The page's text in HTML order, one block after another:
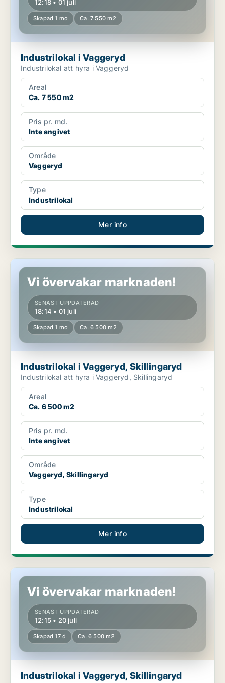
12:18 • 01 juli
Skapad 1 mo Ca. 7 550 m2
Industrilokal i Vaggeryd
Industrilokal att hyra i Vaggeryd
Areal
Ca. 7 550 m2
Pris pr. md.
Inte angivet
Område
Vaggeryd
Type
Industrilokal
Mer info
Industrilokal i Vaggeryd, Skillingaryd
Vi övervakar marknaden!
SENAST UPPDATERAD
18:14 • 01 juli
Skapad 1 mo Ca. 6 500 m2
Industrilokal i Vaggeryd, Skillingaryd
Industrilokal att hyra i Vaggeryd, Skillingaryd
Areal
Ca. 6 500 m2
Pris pr. md.
Inte angivet
Område
Vaggeryd, Skillingaryd
Type
Industrilokal
Mer info
Industrilokal i Vaggeryd, Skillingaryd
Vi övervakar marknaden!
SENAST UPPDATERAD
12:15 • 20 juli
Skapad 17 d Ca. 6 500 m2
Industrilokal i Vaggeryd, Skillingaryd